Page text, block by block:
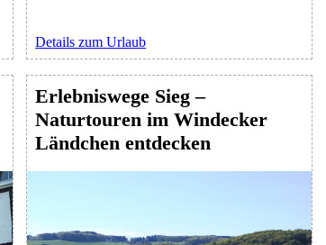
Details zum Urlaub
Erlebniswege Sieg –
Naturtouren im Windecker
Ländchen entdecken